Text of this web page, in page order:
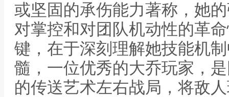
或坚固的承伤能力著称，她
对掌控和对团队机动性的革
键，在于深刻理解她技能机
髓，一位优秀的大乔玩家，
的传送艺术左右战局，将敌